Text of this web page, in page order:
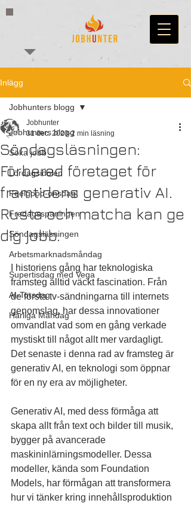
Inlägg
Jobhunters blogg
Söka jobb
Lördagsidolen
Feelgood-onsdag!
Fredagsspaningen
Söndagsläsningen
Arbetsmarknadsmåndag
Supertisdag med Vega
AI-Torsdag
Härliga Måndag
Jobhunters blogg
Söndagsläsningen:
Förbered företaget för
framtidens generativ AI.
Rusta och matcha kan ge
dig jobb.
Jobhunter
31 dec. 2023 2 min läsning
I historiens gång har teknologiska
framsteg alltid väckt fascination. Från
de första tv-sändningarna till internets
genomslag, har dessa innovationer
omvandlat vad som en gång verkade
mystiskt till något allt mer vardagligt.
Det senaste i denna rad av framsteg är
generativ AI, en teknologi som öppnar
för en ny era av möjligheter.
Generativ AI, med dess förmåga att
skapa allt från text och bilder till musik,
bygger på avancerade
maskininlärningsmodeller. Dessa
modeller, kända som Foundation
Models, har förmågan att transformera
hur vi tänker kring innehållsproduktion